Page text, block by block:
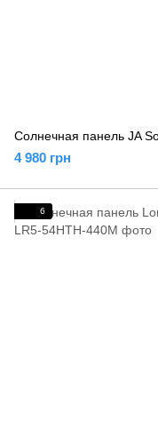
Солнечная панель JA
4 980 грн
6